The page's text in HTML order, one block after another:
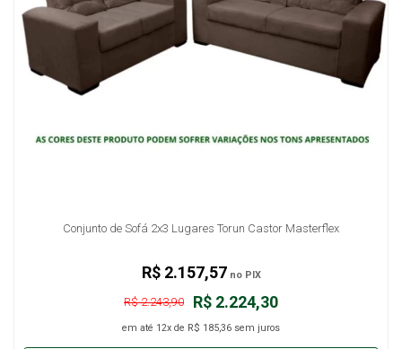
Conjunto de Sofá 2x3 Lugares Torun Castor Masterflex
R$ 2.224,30
R$ 2.243,90
em até 12x de R$ 185,36 sem juros
R$ 2.157,57 no PIX